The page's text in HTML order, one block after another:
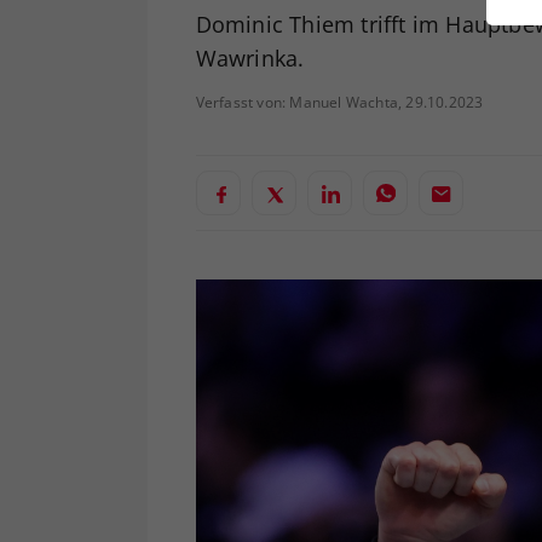
Dominic Thiem trifft im
Wawrinka.
Verfasst von: Manuel Wachta, 29.10.2023